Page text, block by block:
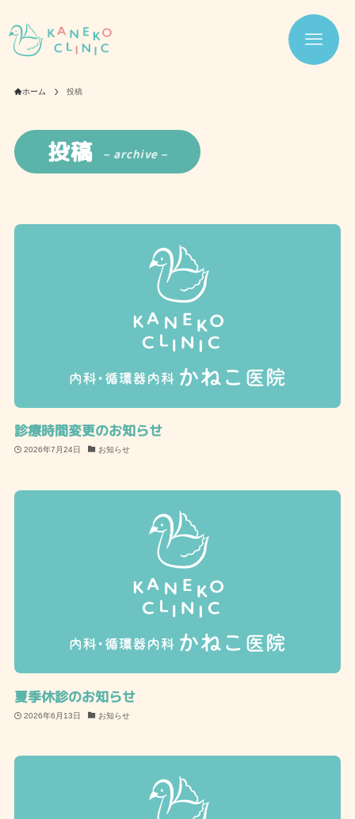
ホーム 投稿
投稿 – archive –
診療時間変更のお知らせ
2026年7月24日 お知らせ
夏季休診のお知らせ
2026年6月13日 お知らせ